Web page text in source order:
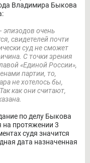
Владимира Быкова
очень
свидетелей почти
суд не сможет
С точки зрения
«Единой России»,
партии, то,
не хотелось бы,
как они считают,
по делу Быкова
на протяжении 3
судя значится
дата назначенная